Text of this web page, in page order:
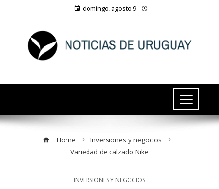
domingo, agosto 9
Home
Inversiones y negocios
Variedad de calzado Nike
INVERSIONES Y NEGOCIOS